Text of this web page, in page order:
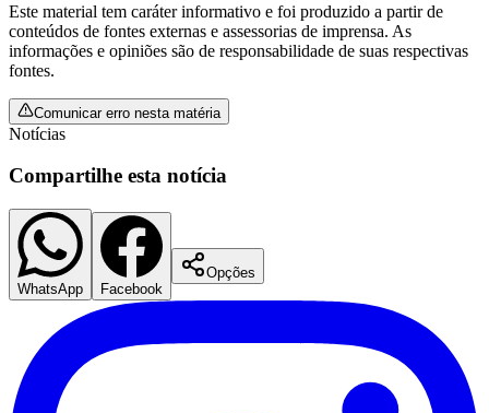
Flamengo
Este material tem caráter informativo e foi produzido a partir de
conteúdos de fontes externas e assessorias de imprensa. As
informações e opiniões são de responsabilidade de suas respectivas
fontes.
Comunicar erro nesta matéria
Notícias
Compartilhe esta notícia
WhatsApp Facebook
Opções